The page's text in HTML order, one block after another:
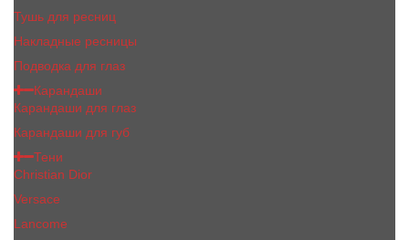
Тушь для ресниц
Накладные ресницы
Подводка для глаз
Карандаши
Карандаши для глаз
Карандаши для губ
Тени
Christian Dior
Versace
Lancome